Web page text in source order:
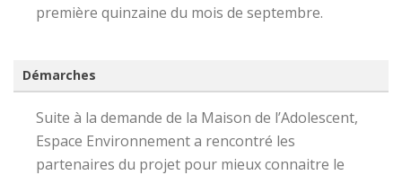
première quinzaine du mois de septembre.
Démarches
Suite à la demande de la Maison de l’Adolescent,
Espace Environnement a rencontré les
partenaires du projet pour mieux connaitre le